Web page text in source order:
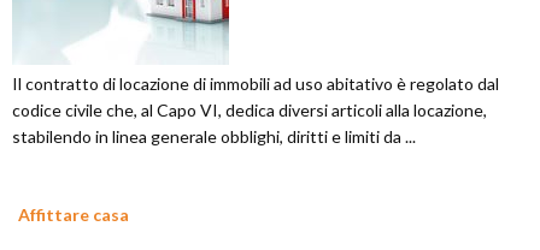
Il contratto di locazione di immobili ad uso abitativo è regolato dal
codice civile che, al Capo VI, dedica diversi articoli alla locazione,
stabilendo in linea generale obblighi, diritti e limiti da ...
Affittare casa